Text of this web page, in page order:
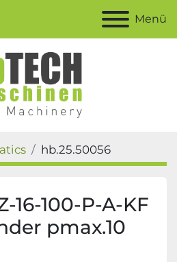
Menü
hb.25.50056
16-100-P-A-KF
pmax.10